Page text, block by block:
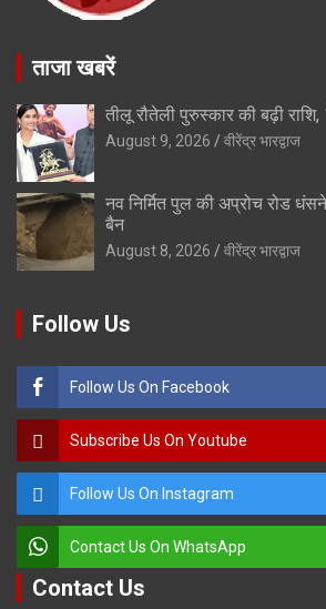
ताजा खबरें
तीलू रौतेली पुरुस्कार की बढ़ी
August 9, 2026 वीरेंद्र भारद्वाज
नव निर्मित पुल की अप्रोच रोड
बैन
August 8, 2026 वीरेंद्र भारद्वाज
Follow Us
Follow Us On Facebook
Subscribe Us On Youtube
Follow Us On Instagram
Contact Us On WhatsApp
Contact Us